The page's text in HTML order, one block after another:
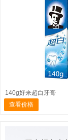
140g好来超白牙膏
查看价格